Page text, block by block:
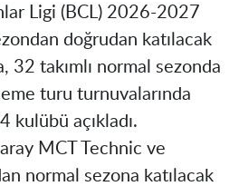
Ligi (BCL) 2026-2027
doğrudan katılacak
32 takımlı normal sezonda
turu turnuvalarında
kulübü açıkladı.
MCT Technic ve
normal sezona katılacak